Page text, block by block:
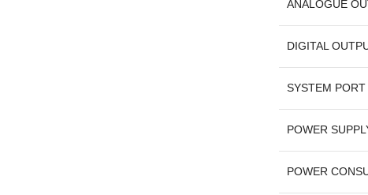
ANALOGUE
DIGITAL
SYSTEM PORT
POWER
POWER